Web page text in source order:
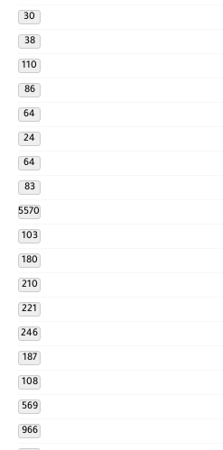
30
38
110
86
64
24
64
83
5570
103
180
210
221
246
187
108
569
966